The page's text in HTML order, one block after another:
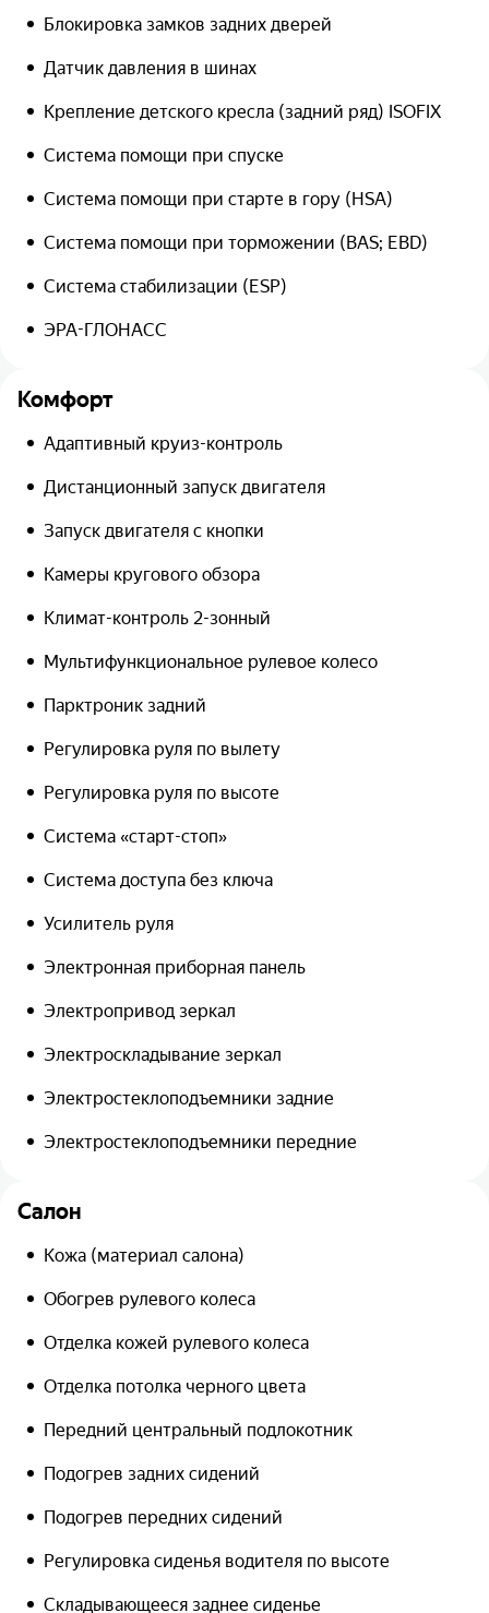
Блокировка замков задних дверей
Датчик давления в шинах
Крепление детского кресла (задний ряд) ISOFIX
Система помощи при спуске
Система помощи при старте в гору (HSA)
Система помощи при торможении (BAS; EBD)
Система стабилизации (ESP)
ЭРА-ГЛОНАСС
Комфорт
Адаптивный круиз-контроль
Дистанционный запуск двигателя
Запуск двигателя с кнопки
Камеры кругового обзора
Климат-контроль 2-зонный
Мультифункциональное рулевое колесо
Парктроник задний
Регулировка руля по вылету
Регулировка руля по высоте
Система «старт-стоп»
Система доступа без ключа
Усилитель руля
Электронная приборная панель
Электропривод зеркал
Электроскладывание зеркал
Электростеклоподъемники задние
Электростеклоподъемники передние
Салон
Кожа (материал салона)
Обогрев рулевого колеса
Отделка кожей рулевого колеса
Отделка потолка черного цвета
Передний центральный подлокотник
Подогрев задних сидений
Подогрев передних сидений
Регулировка сиденья водителя по высоте
Складывающееся заднее сиденье